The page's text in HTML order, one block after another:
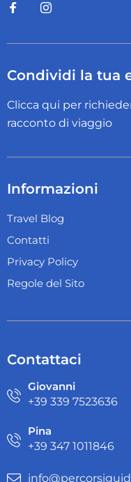
Condividi la tua
Clicca qui per
racconto di viaggio
Informazioni
Travel Blog
Contatti
Privacy Policy
Regole del Sito
Contattaci
Giovanni
+39 ‭339 7523636‬
Pina
+39 ‭347 1011846‬